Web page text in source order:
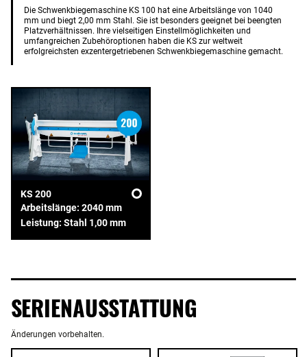
Die Schwenkbiegemaschine KS 100 hat eine Arbeitslänge von 1040
mm und biegt 2,00 mm Stahl. Sie ist besonders geeignet bei beengten
Platzverhältnissen. Ihre vielseitigen Einstellmöglichkeiten und
umfangreichen Zubehöroptionen haben die KS zur weltweit
erfolgreichsten exzentergetriebenen Schwenkbiegemaschine gemacht.
KS 200
Arbeitslänge: 2040 mm
Leistung: Stahl 1,00 mm
SERIENAUSSTATTUNG
Änderungen vorbehalten.